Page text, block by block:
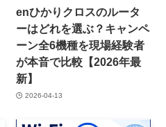
enひかりクロスのルータ
ーはどれを選ぶ？キャンペ
ーン全6機種を現場経験者
が本音で比較【2026年最
新】
2026-04-13